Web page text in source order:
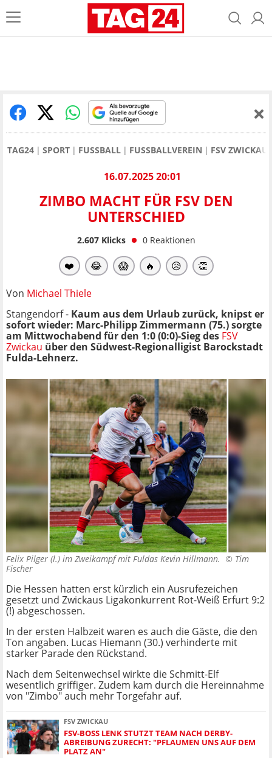
TAG24 SPORT FUSSBALL FUSSBALLVEREIN FSV ZWICKAU
16.07.2025 20:01
ZIMBO MACHT FÜR FSV DEN
UNTERSCHIED
2.607Klicks 0 Reaktionen
❤️ 😂 😱 🔥 😥 👏
Von Michael Thiele
Stangendorf - Kaum aus dem Urlaub zurück, knipst er
sofort wieder: Marc-Philipp Zimmermann (75.) sorgte
am Mittwochabend für den 1:0 (0:0)-Sieg des FSV
Zwickau über den Südwest-Regionalligist Barockstadt
Fulda-Lehnerz.
Felix Pilger (l.) im Zweikampf mit Fuldas Kevin Hillmann. © Tim
Fischer
Die Hessen hatten erst kürzlich ein Ausrufezeichen
gesetzt und Zwickaus Ligakonkurrent Rot-Weiß Erfurt 9:2
(!) abgeschossen.
In der ersten Halbzeit waren es auch die Gäste, die den
Ton angaben. Lucas Hiemann (30.) verhinderte mit
starker Parade den Rückstand.
Nach dem Seitenwechsel wirkte die Schmitt-Elf
wesentlich griffiger. Zudem kam durch die Hereinnahme
von "Zimbo" auch mehr Torgefahr auf.
FSV ZWICKAU
FSV-BOSS LENK STUTZT TEAM NACH DERBY-
ABREIBUNG ZURECHT: "PFLAUMEN UNS AUF DEM
PLATZ AN"